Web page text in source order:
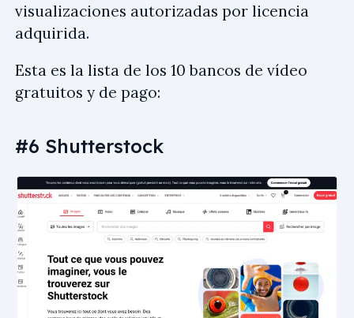
visualizaciones autorizadas por licencia
adquirida.
Esta es la lista de los 10 bancos de vídeo
gratuitos y de pago:
#6 Shutterstock